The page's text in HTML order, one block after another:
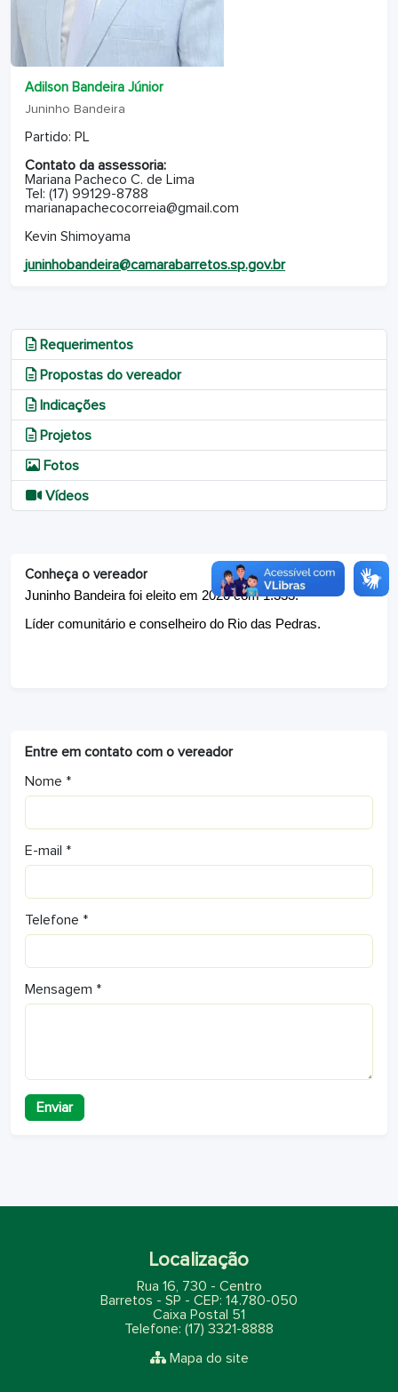
Adilson Bandeira Júnior
Juninho Bandeira
Partido: PL
Contato da assessoria:
Mariana Pacheco C. de Lima
Tel: (17) 99129-8788
marianapachecocorreia@gmail.com
Kevin Shimoyama
juninhobandeira@camarabarretos.sp.gov.br
Requerimentos
Propostas do vereador
Indicações
Projetos
Fotos
Vídeos
Conheça o vereador
Juninho Bandeira foi eleito em 2020 com 1.333.
Líder comunitário e conselheiro do Rio das Pedras.
Entre em contato com o vereador
Nome *
E-mail *
Telefone *
Mensagem *
Enviar
Localização
Rua 16, 730 - Centro
Barretos - SP - CEP: 14.780-050
Caixa Postal 51
Telefone: (17) 3321-8888
Mapa do site